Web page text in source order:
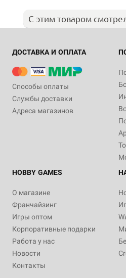
С этим товаром
ДОСТАВКА И ОПЛАТА
Способы оплаты
Службы доставки
Адреса магазинов
HOBBY GAMES
О магазине
Франчайзинг
Игры оптом
Корпоративные подарки
Работа у нас
Новости
Контакты